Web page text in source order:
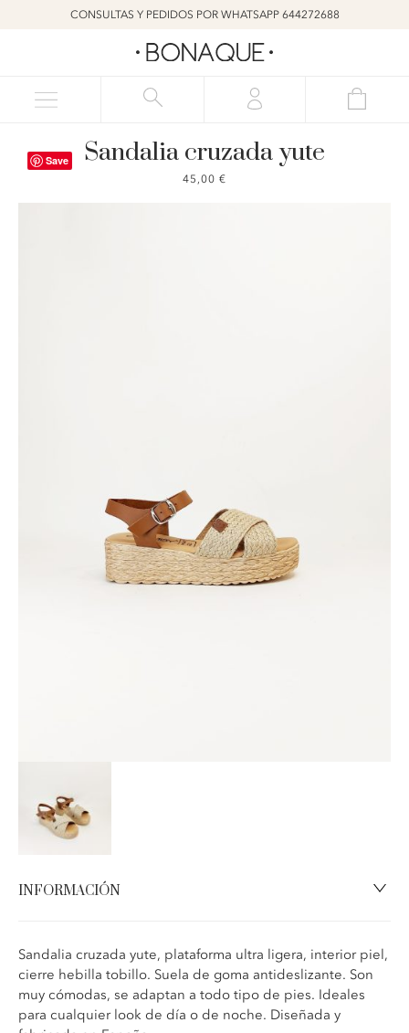
CONSULTAS Y PEDIDOS POR WHATSAPP 644272688
Sandalia cruzada yute
45,00 €
Save
INFORMACIÓN
Sandalia cruzada yute, plataforma ultra ligera, interior piel,
cierre hebilla tobillo. Suela de goma antideslizante. Son
muy cómodas, se adaptan a todo tipo de pies. Ideales
para cualquier look de día o de noche. Diseñada y